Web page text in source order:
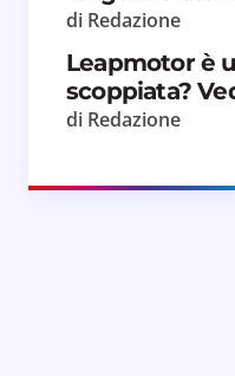
di Redazione
Leapmotor è
scoppiata?
di Redazione